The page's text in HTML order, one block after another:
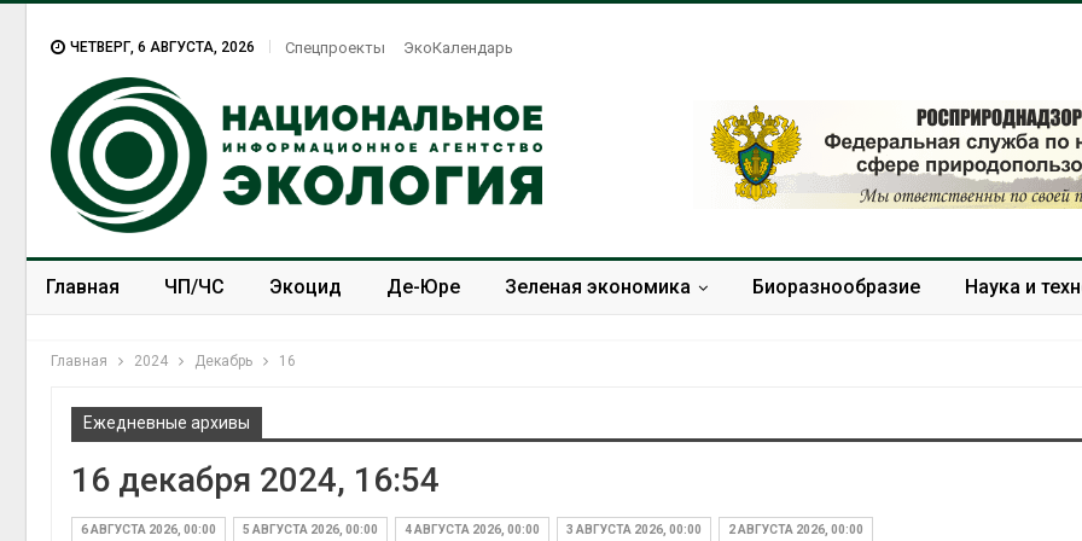
ЧЕТВЕРГ, 6 АВГУСТА, 2026 Спецпроекты ЭкоКалендарь
Главная ЧП/ЧС Экоцид Де-Юре Зеленая экономика Биоразнообразие Наука и
Главная 2024 Декабрь 16
Ежедневные архивы
16 декабря 2024, 16:54
6 АВГУСТА 2026, 00:00 5 АВГУСТА 2026, 00:00 4 АВГУСТА 2026, 00:00 3 АВГУСТА 2026, 00:00 2 АВГУСТА 2026, 00:00
последствия разлива
химикатов после пожара